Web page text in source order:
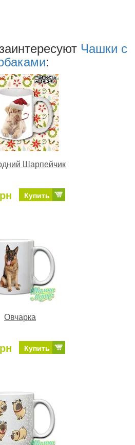
Чашки с
:
Шарпейчик
Купить
Овчарка
Купить